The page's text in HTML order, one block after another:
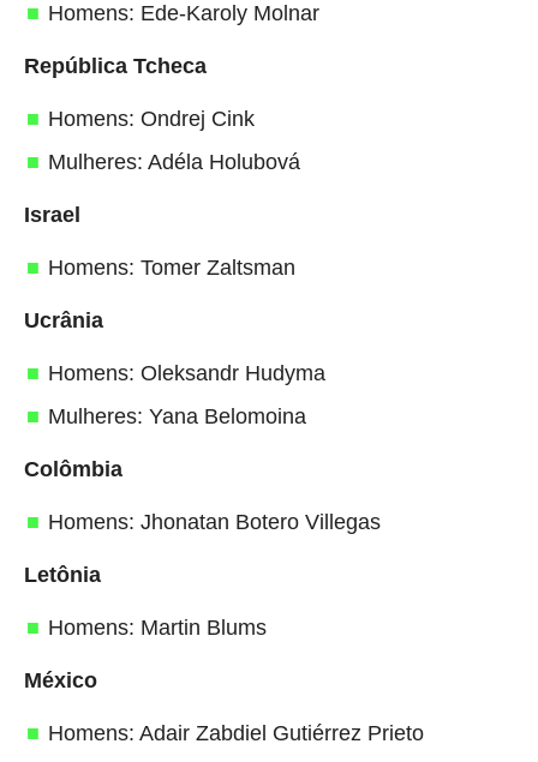
Homens: Ede-Karoly Molnar
República Tcheca
Homens: Ondrej Cink
Mulheres: Adéla Holubová
Israel
Homens: Tomer Zaltsman
Ucrânia
Homens: Oleksandr Hudyma
Mulheres: Yana Belomoina
Colômbia
Homens: Jhonatan Botero Villegas
Letônia
Homens: Martin Blums
México
Homens: Adair Zabdiel Gutiérrez Prieto